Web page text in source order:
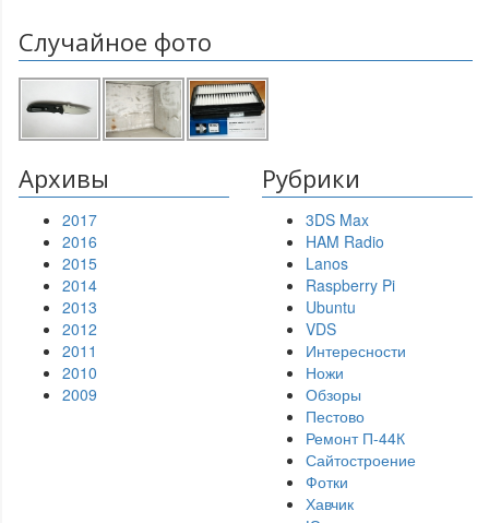
Случайное фото
Архивы
2017
2016
2015
2014
2013
2012
2011
2010
2009
Рубрики
3DS Max
HAM Radio
Lanos
Raspberry Pi
Ubuntu
VDS
Интересности
Ножи
Обзоры
Пестово
Ремонт П-44К
Сайтостроение
Фотки
Хавчик